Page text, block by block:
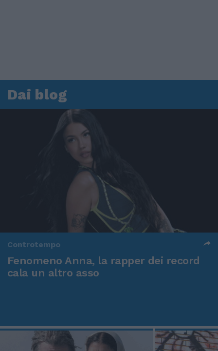
Dai blog
Controtempo
Fenomeno Anna, la rapper dei record
cala un altro asso